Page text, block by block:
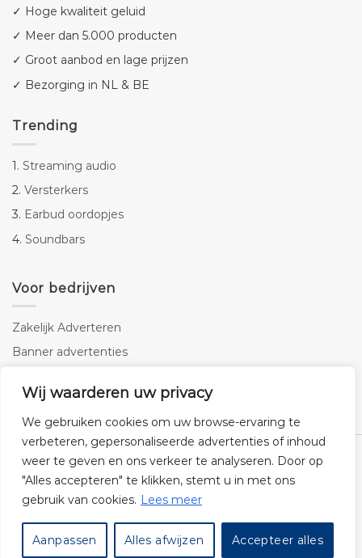
Wij waarderen uw privacy
We gebruiken cookies om uw browse-ervaring te
verbeteren, gepersonaliseerde advertenties of inhoud
weer te geven en ons verkeer te analyseren. Door op
"Alles accepteren" te klikken, stemt u in met ons
gebruik van cookies. Lees meer
Aanpassen Alles afwijzen Accepteer alles
✓ Hoge kwaliteit geluid
✓ Meer dan 5.000 producten
✓ Groot aanbod en lage prijzen
✓ Bezorging in NL & BE
Trending
1. Streaming audio
2. Versterkers
3. Earbud oordopjes
4. Soundbars
Voor bedrijven
Zakelijk Adverteren
Banner advertenties
SEO copywriting
© 2026 -Audiogigant